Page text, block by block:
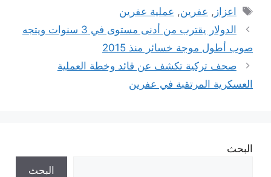
الوسوم
اعزاز , عفرين, عملية عفرين
الدولار يقترب من أدنى مستوى في 3 سنوات ويتجه
صوب أطول موجة خسائر منذ 2015
صحف تركية تكشف عن قائد وخطة العملية
العسكرية المرتقبة في عفرين
البحث
البحث